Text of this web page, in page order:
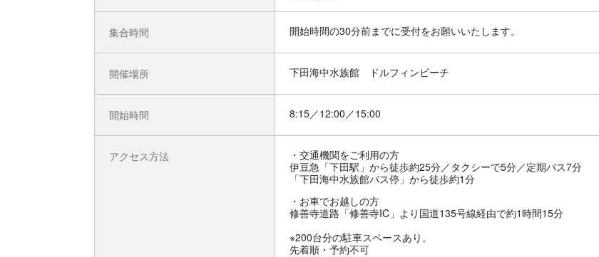
集合時間 開始時間の30分前までに受付をお願いいたします。
開催場所 下田海中水族館 ドルフィンビーチ
開始時間 8:15／12:00／15:00
アクセス方法
交通機関をご利用の方
伊豆急「下田駅」から徒歩約25分／タクシーで5分／定期バス7分
「下田海中水族館バス停」から徒歩約1分
お車でお越しの方
修善寺道路「修善寺IC」より国道135号線経由で約1時間15分
※200台分の駐車スペースあり。
先着順・予約不可